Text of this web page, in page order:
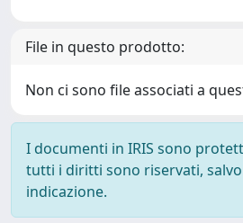
File in questo prodotto:
Non ci sono file associati a
I documenti in IRIS sono
tutti i diritti sono riservati,
indicazione.